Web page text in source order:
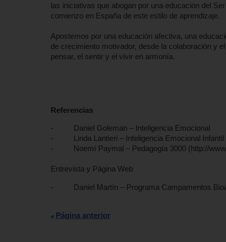
las iniciativas que abogan por una educación del
comienzo en España de este estilo de aprendizaje.
Apostemos por una educación afectiva, una
de crecimiento motivador, desde la colaboración y
pensar, el sentir y el vivir en armonía.
Referencias
- Daniel Goleman – Inteligencia Emocional
- Linda Lantieri – Inteligencia Emocional Infantil
- Noemí Paymal – Pedagogía 3000 (http://
Entrevista y Página Web
- Daniel Martín – Programa Campamentos
Página anterior